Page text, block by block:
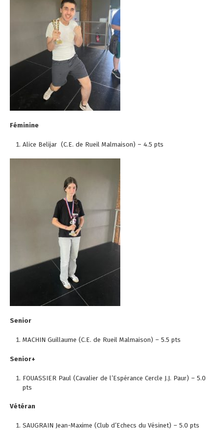
Féminine
Alice Belijar (C.E. de Rueil Malmaison) – 4.5 pts
Senior
MACHIN Guillaume (C.E. de Rueil Malmaison) – 5.5 pts
Senior+
FOUASSIER Paul (Cavalier de l’Espérance Cercle J.J. Paur) – 5.0
pts
Vétéran
SAUGRAIN Jean-Maxime (Club d’Echecs du Vésinet) – 5.0 pts